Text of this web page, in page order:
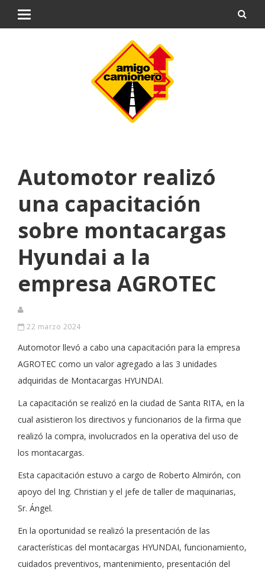
Automotor realizó
una capacitación
sobre montacargas
Hyundai a la
empresa AGROTEC
22 marzo 2024
Automotor llevó a cabo una capacitación para la empresa
AGROTEC como un valor agregado a las 3 unidades
adquiridas de Montacargas HYUNDAI.
La capacitación se realizó en la ciudad de Santa RITA, en la
cual asistieron los directivos y funcionarios de la firma que
realizó la compra, involucrados en la operativa del uso de
los montacargas.
Esta capacitación estuvo a cargo de Roberto Almirón, con
apoyo del Ing. Christian y el jefe de taller de maquinarias,
Sr. Ángel.
En la oportunidad se realizó la presentación de las
características del montacargas HYUNDAI, funcionamiento,
cuidados preventivos, mantenimiento, presentación del